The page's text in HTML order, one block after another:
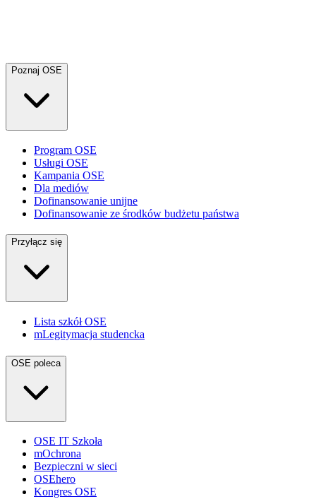
Poznaj OSE
Program OSE
Usługi OSE
Kampania OSE
Dla mediów
Dofinansowanie unijne
Dofinansowanie ze środków budżetu państwa
Przyłącz się
Lista szkół OSE
mLegitymacja studencka
OSE poleca
OSE IT Szkoła
mOchrona
Bezpieczni w sieci
OSEhero
Kongres OSE